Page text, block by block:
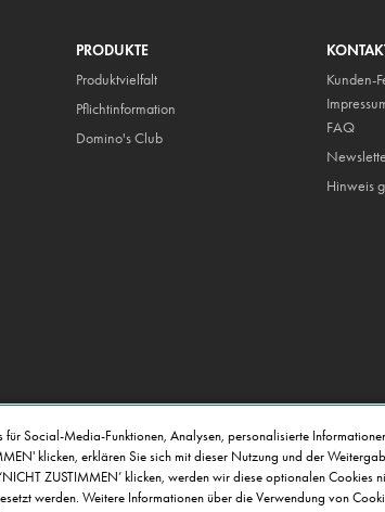
PRODUKTE
Produktvielfalt
Pflichtinformation
Domino's Club
Kunden-
FAQ
Hinweis
Social-Media-Funktionen, Analysen, personalisierte
klicken, erklären Sie sich mit dieser Nutzung und der
ZUSTIMMEN’ klicken, werden wir diese optionalen Cookies
werden. Weitere Informationen über die Verwendung von